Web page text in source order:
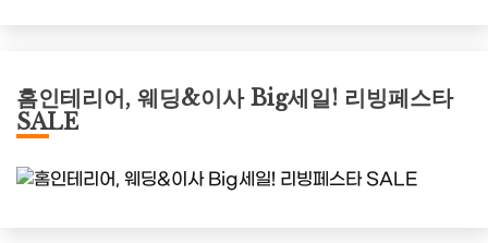
홈인테리어, 웨딩&이사 Big세일! 리빙페스타
SALE